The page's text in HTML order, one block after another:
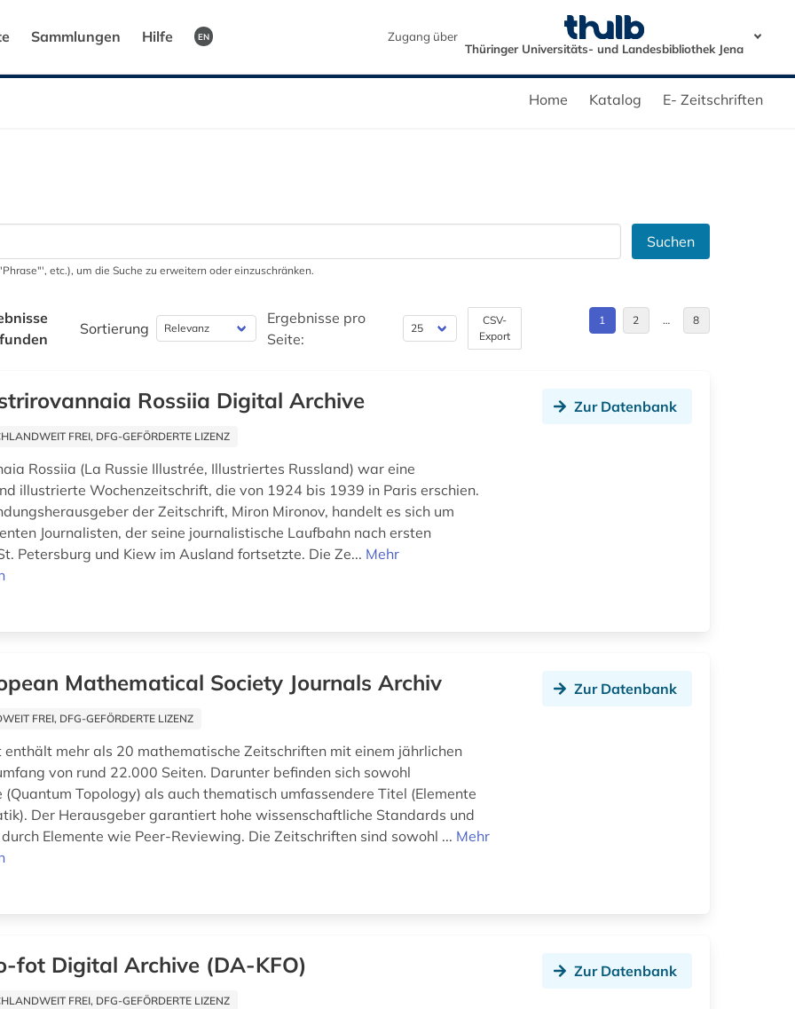
Sammlungen Hilfe EN
Zugang über
Thüringer Universitäts- und Landesbibliothek Jena
Home Katalog E- Zeitschriften
Suchen
etc.), um die Suche zu erweitern oder einzuschränken.
Sortierung
Ergebnisse pro
Seite:
CSV-
Export
1 2 … 8
Rossiia Digital Archive
FREI, DFG-GEFÖRDERTE LIZENZ
Rossiia (La Russie Illustrée, Illustriertes Russland) war eine
illustrierte Wochenzeitschrift, die von 1924 bis 1939 in Paris erschien.
der Zeitschrift, Miron Mironov, handelt es sich um
Journalisten, der seine journalistische Laufbahn nach ersten
Petersburg und Kiew im Ausland fortsetzte. Die Ze... Mehr
Zur Datenbank
Mathematical Society Journals Archiv
FREI, DFG-GEFÖRDERTE LIZENZ
enthält mehr als 20 mathematische Zeitschriften mit einem jährlichen
von rund 22.000 Seiten. Darunter befinden sich sowohl
(Quantum Topology) als auch thematisch umfassendere Titel (Elemente
Der Herausgeber garantiert hohe wissenschaftliche Standards und
Elemente wie Peer-Reviewing. Die Zeitschriften sind sowohl ... Mehr
Zur Datenbank
fot Digital Archive (DA-KFO)
FREI, DFG-GEFÖRDERTE LIZENZ
Zur Datenbank